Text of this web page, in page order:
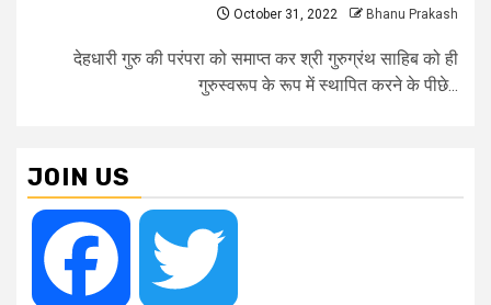
October 31, 2022 Bhanu Prakash
देहधारी गुरु की परंपरा को समाप्त कर श्री गुरुग्रंथ साहिब को ही
गुरुस्वरूप के रूप में स्थापित करने के पीछे...
JOIN US
Facebook